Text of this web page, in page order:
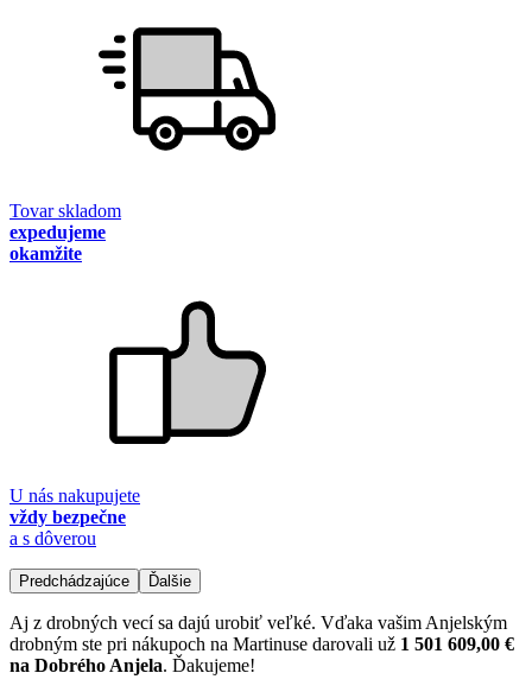
Tovar skladom
expedujeme
okamžite
U nás nakupujete
vždy bezpečne
a s dôverou
Predchádzajúce Ďalšie
Aj z drobných vecí sa dajú urobiť veľké. Vďaka vašim Anjelským
drobným ste pri nákupoch na Martinuse darovali už 1 501 609,00 €
na Dobrého Anjela. Ďakujeme!